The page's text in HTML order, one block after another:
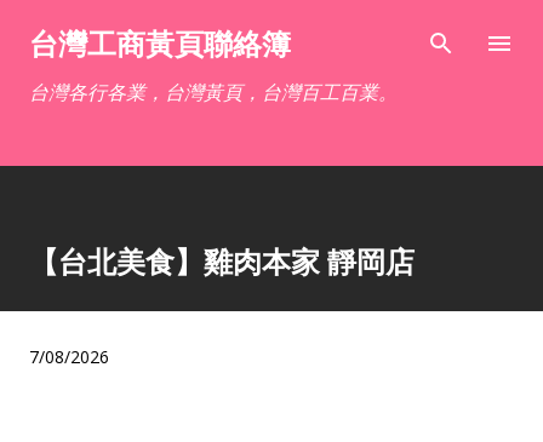
跳到主要內容
台灣工商黃頁聯絡簿
台灣各行各業，台灣黃頁，台灣百工百業。
【台北美食】雞肉本家 靜岡店
7/08/2026